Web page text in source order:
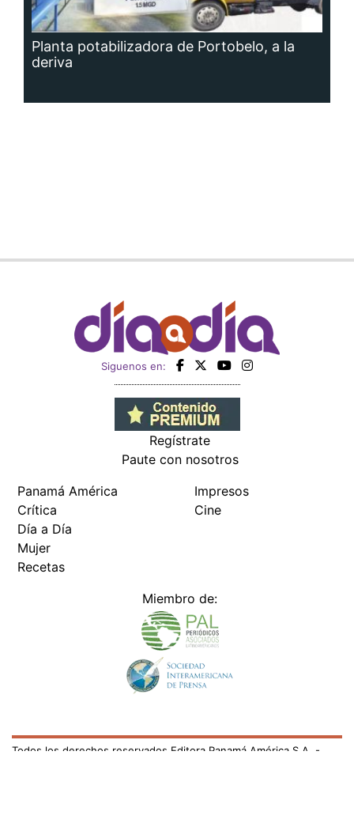
Planta potabilizadora de Portobelo, a la
deriva
Siguenos en:
Regístrate
Paute con nosotros
Panamá América
Crítica
Día a Día
Mujer
Recetas
Impresos
Cine
Miembro de:
Todos los derechos reservados Editora Panamá América S.A. -